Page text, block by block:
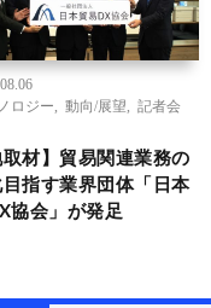
ロジー
動向/展望
記者会
取材】貿易関連業務の
指す業界団体「日本
協会」が発足